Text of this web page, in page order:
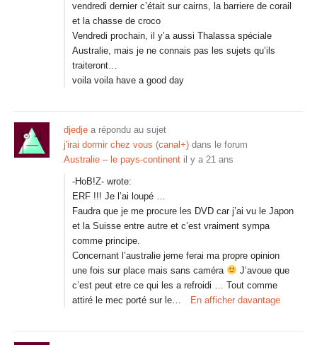
vendredi dernier c’était sur cairns, la barriere de corail
et la chasse de croco
Vendredi prochain, il y’a aussi Thalassa spéciale
Australie, mais je ne connais pas les sujets qu’ils
traiteront…
voila voila have a good day
djedje a répondu au sujet
j'irai dormir chez vous (canal+) dans le forum
Australie – le pays-continent il y a 21 ans
-HoB!Z- wrote:
ERF !!! Je l’ai loupé …
Faudra que je me procure les DVD car j’ai vu le Japon
et la Suisse entre autre et c’est vraiment sympa
comme principe.
Concernant l’australie jeme ferai ma propre opinion
une fois sur place mais sans caméra
J’avoue que
c’est peut etre ce qui les a refroidi … Tout comme
attiré le mec porté sur le…
En afficher davantage